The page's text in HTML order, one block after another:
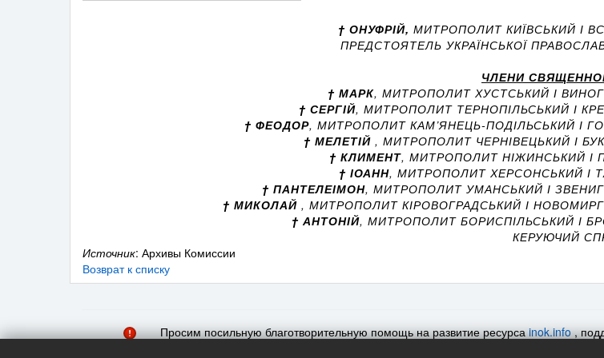
† ОНУФРІЙ, МИТРОПОЛИТ КИЇВСЬКИЙ І
ПРЕДСТОЯТЕЛЬ УКРАЇНСЬКОЇ
ЧЛЕНИ
† МАРК, МИТРОПОЛИТ ХУСТСЬКИЙ І
† СЕРГІЙ, МИТРОПОЛИТ ТЕРНОПІЛЬСЬКИЙ І
† ФЕОДОР, МИТРОПОЛИТ КАМ’ЯНЕЦЬ-ПОДІЛЬСЬКИЙ І
† МЕЛЕТІЙ , МИТРОПОЛИТ ЧЕРНІВЕЦЬКИЙ І
† КЛИМЕНТ, МИТРОПОЛИТ НІЖИНСЬКИЙ І
† ІОАНН, МИТРОПОЛИТ ХЕРСОНСЬКИЙ І
† ПАНТЕЛЕІМОН, МИТРОПОЛИТ УМАНСЬКИЙ І
† МИКОЛАЙ , МИТРОПОЛИТ КІРОВОГРАДСЬКИЙ І
† АНТОНІЙ, МИТРОПОЛИТ БОРИСПІЛЬСЬКИЙ І
КЕРУЮЧИЙ
Источник: Архивы Комиссии
Возврат к списку
Просим посильную благотворительную помощь на развитие ресурсаinok.info,